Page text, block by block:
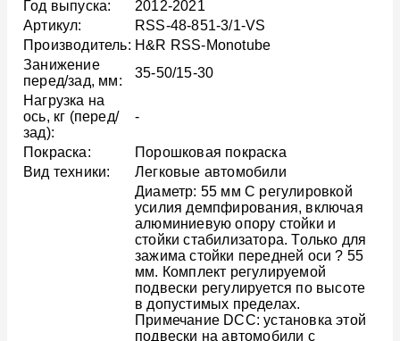
Год выпуска:
2012-2021
Артикул:
RSS-48-851-3/1-VS
Производитель: H&R RSS-Monotube
Занижение
перед/зад, мм:
35-50/15-30
Нагрузка на
ось, кг (перед/
зад):
-
Покраска:
Порошковая покраска
Вид техники:
Легковые автомобили
Диаметр: 55 мм С регулировкой
усилия демпфирования, включая
алюминиевую опору стойки и
стойки стабилизатора. Только для
зажима стойки передней оси ? 55
мм. Комплект регулируемой
подвески регулируется по высоте
в допустимых пределах.
Примечание DCC: установка этой
подвески на автомобили с